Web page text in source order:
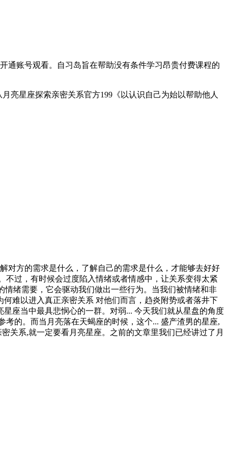
通账号观看。自习岛旨在帮助没有条件学习昂贵付费课程的
亮星座探索亲密关系官方199《以认识自己为始以帮助他人
对方的需求是什么，了解自己的需求是什么，才能够去好好
过，有时候会过度陷入情绪或者情感中，让关系变得太紧
绪需要，它会驱动我们做出一些行为。当我们被情绪和非
难以进入真正亲密关系 对他们而言，趋炎附势或者落井下
座当中最具悲悯心的一群。对弱... 今天我们就从星盘的角度
的。而当月亮落在天蝎座的时候，这个... 盛产渣男的星座,
关系,就一定要看月亮星座。之前的文章里我们已经讲过了月